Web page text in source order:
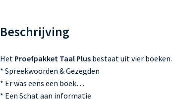
Beschrijving
Het Proefpakket Taal Plus bestaat uit vier boeken.
* Spreekwoorden & Gezegden
* Er was eens een boek…
* Een Schat aan informatie